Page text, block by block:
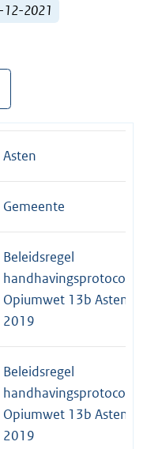
12-2021
Asten
Gemeente
Beleidsregel
handhavingsprotocol
Opiumwet 13b Asten
2019
Beleidsregel
handhavingsprotocol
Opiumwet 13b Asten
2019